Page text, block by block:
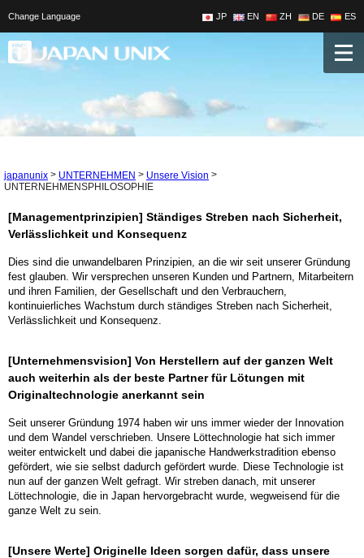
Change Language JP EN ZH DE ES
japanunix > UNTERNEHMEN > Unsere Vision >
UNTERNEHMENSPHILOSOPHIE
[Managementprinzipien] Ständiges Streben nach Sicherheit,
Verlässlichkeit und Konsequenz
Dies sind die unwandelbaren Prinzipien, an die wir seit unserer Gründung
fest glauben. Wir versprechen unseren Kunden und Partnern, Mitarbeitern
und ihren Familien, der Gesellschaft und den Verbrauchern,
kontinuierliches Wachstum durch ständiges Streben nach Sicherheit,
Verlässlichkeit und Konsequenz.
[Unternehmensvision] Von Herstellern auf der ganzen Welt
auch weiterhin als der beste Partner für Lötungen mit
Originaltechnologie anerkannt sein
Seit unserer Gründung 1974 haben wir uns immer wieder der Innovation
und dem Wandel verschrieben. Unsere Löttechnologie hat sich immer
weiter entwickelt und dabei die japanische Handwerkstradition ebenso
gefördert, wie sie selbst dadurch gefördert wurde. Diese Technologie ist
nun auf der ganzen Welt gefragt. Wir streben danach, mit unserer
Löttechnologie, die in Japan hervorgebracht wurde, wegweisend für die
ganze Welt zu sein.
[Unsere Werte] Originelle Ideen sorgen dafür, dass unsere